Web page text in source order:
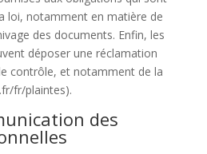
loi, notamment en matière de
des documents. Enfin, les
déposer une réclamation
contrôle, et notamment de la
fr/plaintes).
des